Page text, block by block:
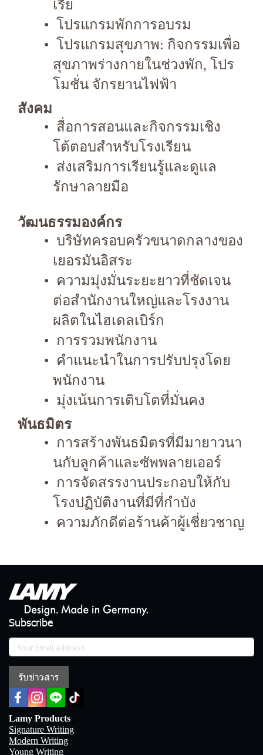
เรีย
โปรแกรมพักการอบรม
โปรแกรมสุขภาพ: กิจกรรมเพื่อ
สุขภาพร่างกายในช่วงพัก, โปร
โมชั่น จักรยานไฟฟ้า
สังคม
สื่อการสอนและกิจกรรมเชิง
โต้ตอบสำหรับโรงเรียน
ส่งเสริมการเรียนรู้และดูแล
รักษาลายมือ
วัฒนธรรมองค์กร
บริษัทครอบครัวขนาดกลางของ
เยอรมันอิสระ
ความมุ่งมั่นระยะยาวที่ชัดเจน
ต่อสำนักงานใหญ่และโรงงาน
ผลิตในไฮเดลเบิร์ก
การรวมพนักงาน
คำแนะนำในการปรับปรุงโดย
พนักงาน
มุ่งเน้นการเติบโตที่มั่นคง
พันธมิตร
การสร้างพันธมิตรที่มีมายาวนา
นกับลูกค้าและซัพพลายเออร์
การจัดสรรงานประกอบให้กับ
โรงปฏิบัติงานที่มีที่กำบัง
ความภักดีต่อร้านค้าผู้เชี่ยวชาญ
Subscribe
รับข่าวสาร
Lamy Products
Signature Writing
Modern Writing
Young Writing